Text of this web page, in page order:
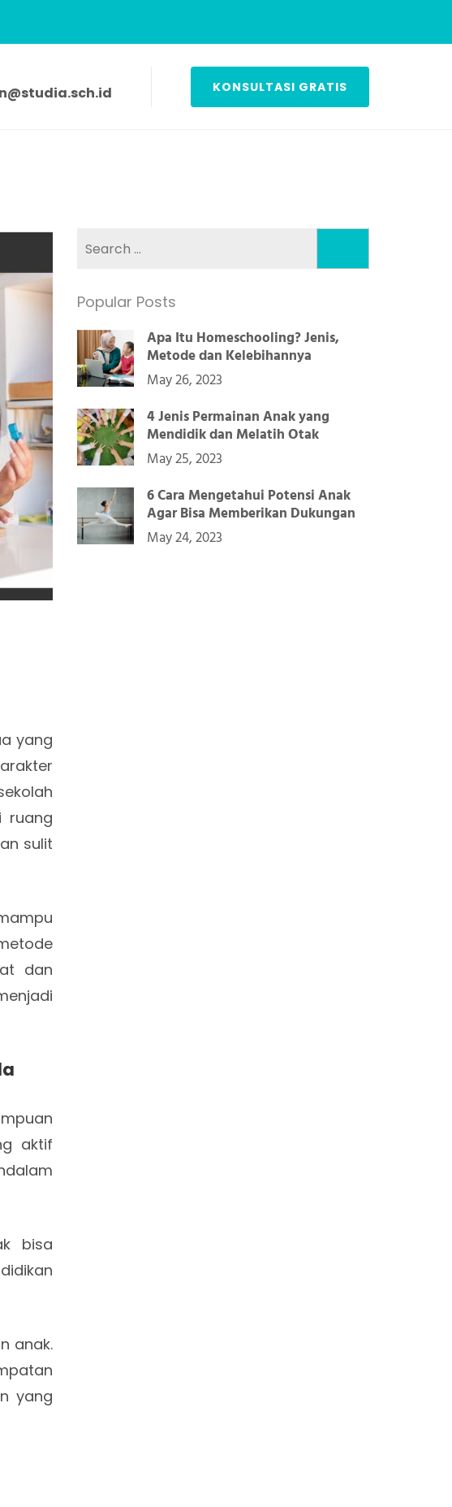
KONSULTASI GRATIS
yang
ruang
sulit
dan
aktif
bisa
anak.
yang
for:
Popular Posts
Apa Itu Homeschooling? Jenis,
Metode dan Kelebihannya
May 26, 2023
4 Jenis Permainan Anak yang
Mendidik dan Melatih Otak
May 25, 2023
6 Cara Mengetahui Potensi Anak
Agar Bisa Memberikan Dukungan
May 24, 2023